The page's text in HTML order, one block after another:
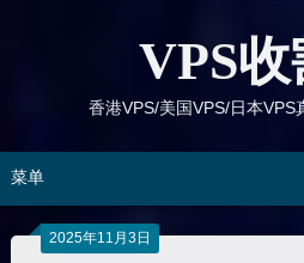
VPS
香港VPS/美国VPS/日本VPS
菜单
2025年11月3日